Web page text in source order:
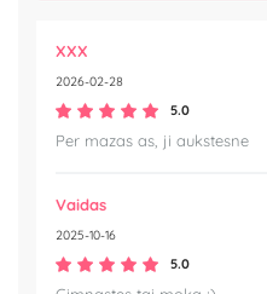
XXX
2026-02-28
5.0
Per mazas as, ji aukstesne
Vaidas
2025-10-16
5.0